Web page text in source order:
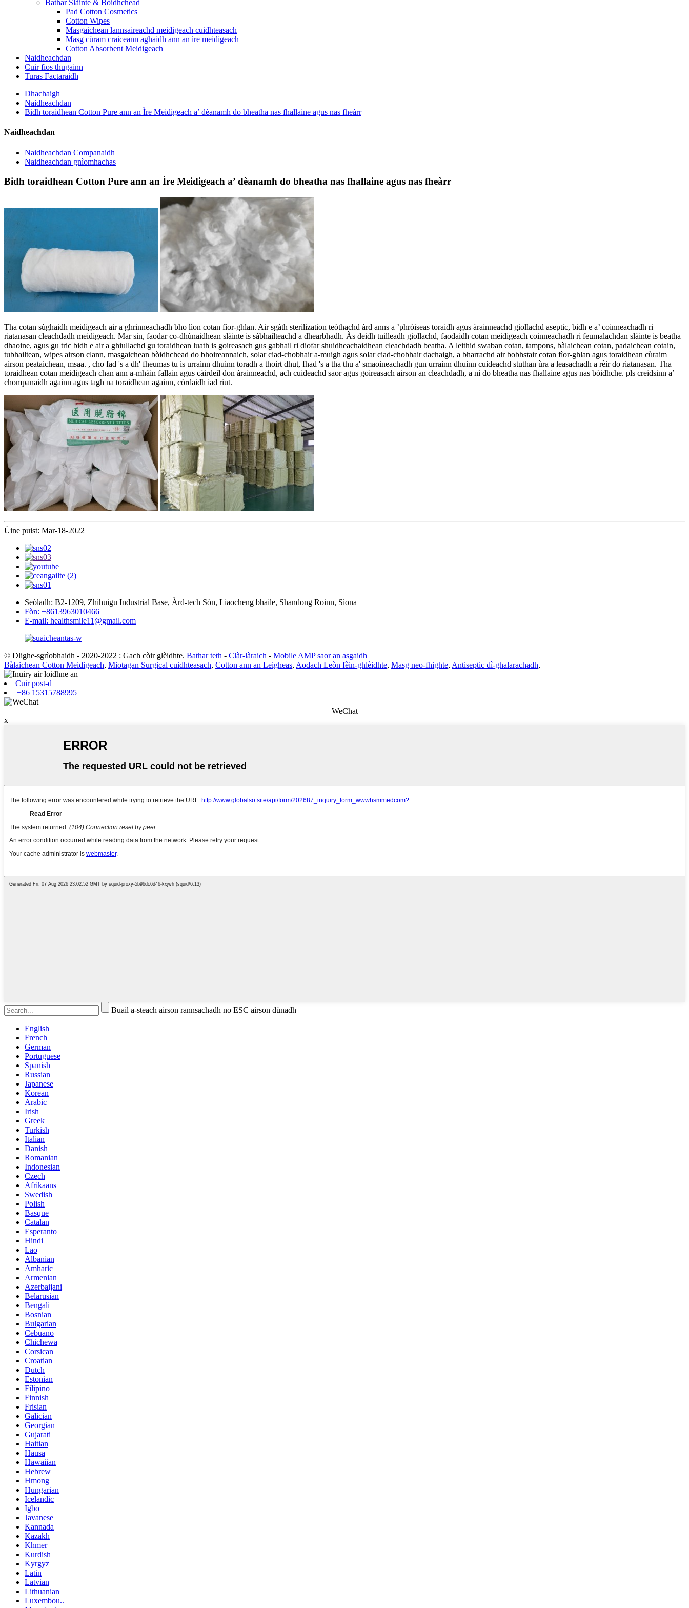
Bathar Slàinte & Bòidhchead
Pad Cotton Cosmetics
Cotton Wipes
Masgaichean lannsaireachd meidigeach cuidhteasach
Masg cùram craiceann aghaidh ann an ìre meidigeach
Cotton Absorbent Meidigeach
Naidheachdan
Cuir fios thugainn
Turas Factaraidh
Dhachaigh
Naidheachdan
Bidh toraidhean Cotton Pure ann an Ìre Meidigeach a’ dèanamh do bheatha nas fhallaine agus nas fheàrr
Naidheachdan
Naidheachdan Companaidh
Naidheachdan gnìomhachas
Bidh toraidhean Cotton Pure ann an Ìre Meidigeach a’ dèanamh do bheatha nas fhallaine agus nas fheàrr
Tha cotan sùghaidh meidigeach air a ghrinneachadh bho lìon cotan fìor-ghlan. Air sgàth sterilization teòthachd àrd anns a ’phròiseas toraidh agus àrainneachd giollachd aseptic, bidh e a’ coinneachadh ri
riatanasan cleachdadh meidigeach. Mar sin, faodar co-dhùnaidhean slàinte is sàbhailteachd a dhearbhadh. Às deidh tuilleadh giollachd, faodaidh cotan meidigeach coinneachadh ri feumalachdan slàinte is beatha
dhaoine, agus gu tric bidh e air a ghiullachd gu toraidhean luath is goireasach gus gabhail ri diofar shuidheachaidhean cleachdadh beatha. A leithid swaban cotan, tampons, bàlaichean cotan, padaichean cotain,
tubhailtean, wipes airson clann, masgaichean bòidhchead do bhoireannaich, solar ciad-chobhair a-muigh agus solar ciad-chobhair dachaigh, a bharrachd air bobhstair cotan fìor-ghlan agus toraidhean cùraim
airson peataichean, msaa. , cho fad 's a dh' fheumas tu is urrainn dhuinn toradh a thoirt dhut, fhad 's a tha thu a' smaoineachadh gun urrainn dhuinn cuideachd stuthan ùra a leasachadh a rèir do riatanasan. Tha
toraidhean cotan meidigeach chan ann a-mhàin fallain agus càirdeil don àrainneachd, ach cuideachd saor agus goireasach airson an cleachdadh, a nì do bheatha nas fhallaine agus nas bòidhche. pls creidsinn a’
chompanaidh againn agus tagh na toraidhean againn, còrdaidh iad riut.
Ùine puist: Mar-18-2022
Seòladh: B2-1209, Zhihuigu Industrial Base, Àrd-tech Sòn, Liaocheng bhaile, Shandong Roinn, Sìona
Fòn: +8613963010466
E-mail: healthsmile11@gmail.com
© Dlighe-sgrìobhaidh - 2020-2022 : Gach còir glèidhte. Bathar teth - Clàr-làraich - Mobile AMP saor an asgaidh
Bàlaichean Cotton Meidigeach, Miotagan Surgical cuidhteasach, Cotton ann an Leigheas, Aodach Leòn fèin-ghlèidhte, Masg neo-fhighte, Antiseptic dì-ghalarachadh,
Cuir post-d
+86 15315788995
WeChat
x
Buail a-steach airson rannsachadh no ESC airson dùnadh
English
French
German
Portuguese
Spanish
Russian
Japanese
Korean
Arabic
Irish
Greek
Turkish
Italian
Danish
Romanian
Indonesian
Czech
Afrikaans
Swedish
Polish
Basque
Catalan
Esperanto
Hindi
Lao
Albanian
Amharic
Armenian
Azerbaijani
Belarusian
Bengali
Bosnian
Bulgarian
Cebuano
Chichewa
Corsican
Croatian
Dutch
Estonian
Filipino
Finnish
Frisian
Galician
Georgian
Gujarati
Haitian
Hausa
Hawaiian
Hebrew
Hmong
Hungarian
Icelandic
Igbo
Javanese
Kannada
Kazakh
Khmer
Kurdish
Kyrgyz
Latin
Latvian
Lithuanian
Luxembou..